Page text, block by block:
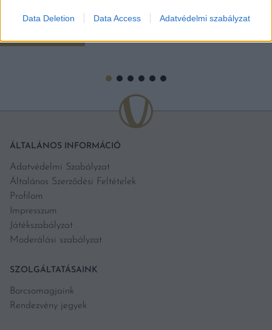
Data Deletion Data Access Adatvédelmi szabályzat
ÁLTALÁNOS INFORMÁCIÓ
Adatvédelmi Szabályzat
Általános Szerződési Feltételek
Profilom
Impresszum
Játékszabályzat
Moderálási szabályzat
SZOLGÁLTATÁSAINK
Borcsomagjaink
Rendezvény jegyek